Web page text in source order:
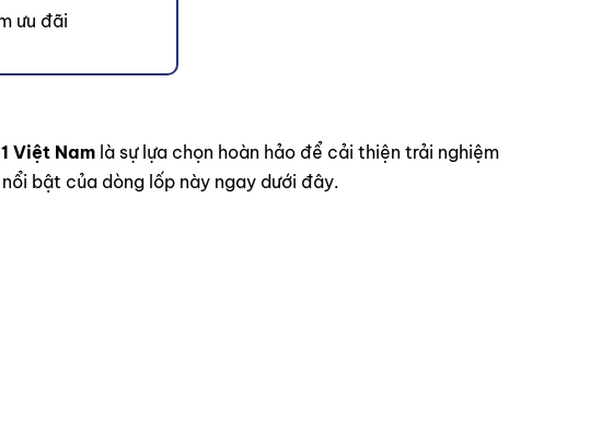
ưu đãi
Việt Nam là sự lựa chọn hoàn hảo để cải thiện trải nghiệm
bật của dòng lốp này ngay dưới đây.